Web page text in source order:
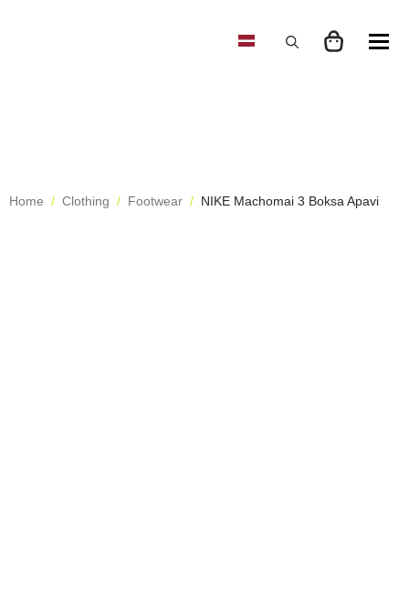
Home Clothing Footwear NIKE Machomai 3 Boksa Apavi